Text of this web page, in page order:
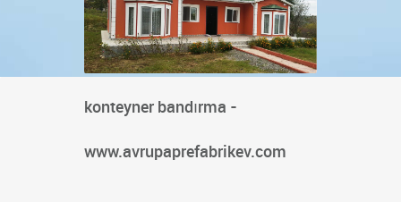
konteyner bandırma -
www.avrupaprefabrikev.com